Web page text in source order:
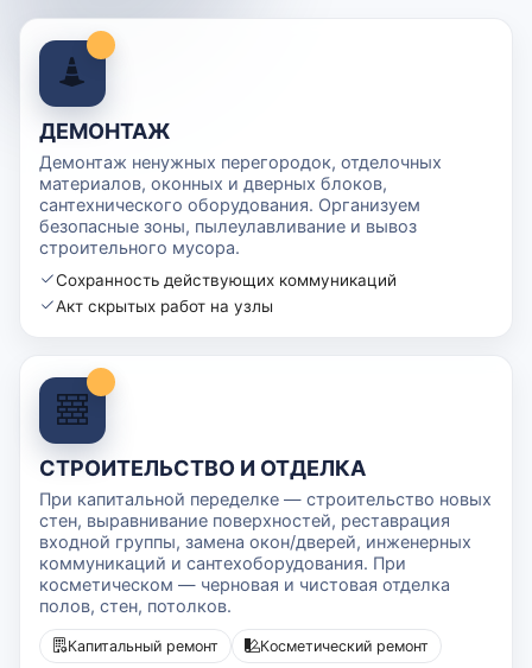
ДЕМОНТАЖ
Демонтаж ненужных перегородок, отделочных
материалов, оконных и дверных блоков,
сантехнического оборудования. Организуем
безопасные зоны, пылеулавливание и вывоз
строительного мусора.
Сохранность действующих коммуникаций
Акт скрытых работ на узлы
СТРОИТЕЛЬСТВО И ОТДЕЛКА
При капитальной переделке — строительство новых
стен, выравнивание поверхностей, реставрация
входной группы, замена окон/дверей, инженерных
коммуникаций и сантехоборудования. При
косметическом — черновая и чистовая отделка
полов, стен, потолков.
Капитальный ремонт Косметический ремонт